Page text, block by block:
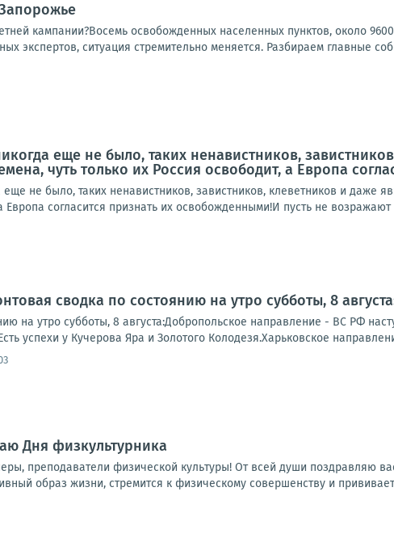
кампании?Восемь освобожденных населенных пунктов, около
экспертов, ситуация стремительно меняется. Разбираем главные
еще не было, таких ненавистников,
чуть только их Россия освободит, а Европа
не было, таких ненавистников, завистников, клеветников и даже
Европа согласится признать их освобожденными!И пусть не возражают
сводка по состоянию на утро субботы, 8
на утро субботы, 8 августа:Добропольское направление - ВС РФ
успехи у Кучерова Яра и Золотого Колодезя.Харьковское
Дня физкультурника
преподаватели физической культуры! От всей души поздравляю
образ жизни, стремится к физическому совершенству и